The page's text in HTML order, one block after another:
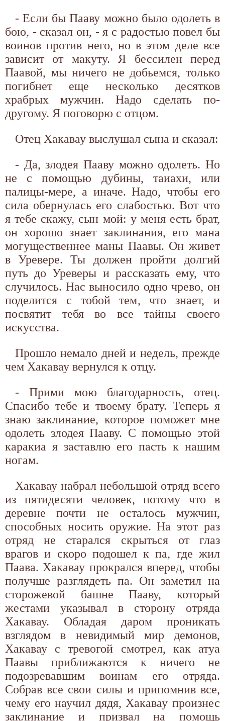
- Если бы Пааву можно было одолеть в
бою, - сказал он, - я с радостью повел бы
воинов против него, но в этом деле все
зависит от макуту. Я бессилен перед
Паавой, мы ничего не добьемся, только
погибнет еще несколько десятков
храбрых мужчин. Надо сделать по-
другому. Я поговорю с отцом.
Отец Хакавау выслушал сына и сказал:
- Да, злодея Пааву можно одолеть. Но
не с помощью дубины, таиахи, или
палицы-мере, а иначе. Надо, чтобы его
сила обернулась его слабостью. Вот что
я тебе скажу, сын мой: у меня есть брат,
он хорошо знает заклинания, его мана
могущественнее маны Паавы. Он живет
в Уревере. Ты должен пройти долгий
путь до Уреверы и рассказать ему, что
случилось. Нас выносило одно чрево, он
поделится с тобой тем, что знает, и
посвятит тебя во все тайны своего
искусства.
Прошло немало дней и недель, прежде
чем Хакавау вернулся к отцу.
- Прими мою благодарность, отец.
Спасибо тебе и твоему брату. Теперь я
знаю заклинание, которое поможет мне
одолеть злодея Пааву. С помощью этой
каракиа я заставлю его пасть к нашим
ногам.
Хакавау набрал небольшой отряд всего
из пятидесяти человек, потому что в
деревне почти не осталось мужчин,
способных носить оружие. На этот раз
отряд не старался скрыться от глаз
врагов и скоро подошел к па, где жил
Паава. Хакавау прокрался вперед, чтобы
получше разглядеть па. Он заметил на
сторожевой башне Пааву, который
жестами указывал в сторону отряда
Хакавау. Обладая даром проникать
взглядом в невидимый мир демонов,
Хакавау с тревогой смотрел, как атуа
Паавы приближаются к ничего не
подозревавшим воинам его отряда.
Собрав все свои силы и припомнив все,
чему его научил дядя, Хакавау произнес
заклинание и призвал на помощь